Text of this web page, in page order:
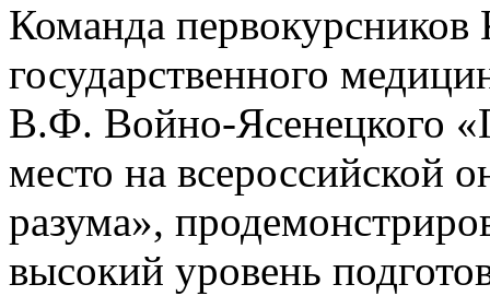
Команда первокурсников
государственного
В.Ф. Войно-Ясенецкого
место на всероссийской
разума»,
высокий уровень